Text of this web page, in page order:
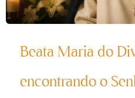
Beata Maria do
encontrando o